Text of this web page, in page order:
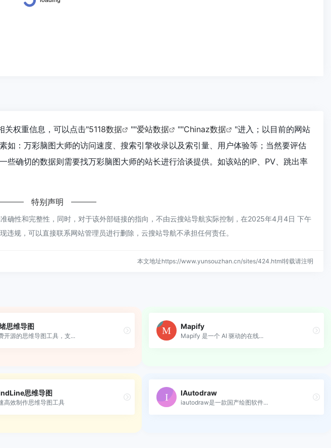
关权重信息，可以点击"5118数据 ""爱站数据 ""Chinaz数据
"进入；以目前的网站
如：万彩脑图大师的访问速度、搜索引擎收录以及索引量、用户体验等；当然要评估
些确切的数据则需要找万彩脑图大师的站长进行洽谈提供。如该站的IP、PV、跳出率
特别声明
确性和完整性，同时，对于该外部链接的指向，不由云搜站导航实际控制，在2025年4月4日 下午
规，可以直接联系网站管理员进行删除，云搜站导航不承担任何责任。
本文地址https://www.yunsouzhan.cn/sites/424.html转载请注明
思维导图
开源的思维导图工具，支...
Mapify
Mapify 是一个 AI 驱动的在线...
思维导图
高效制作思维导图工具
IAutodraw
iautodraw是一款国产绘图软件...